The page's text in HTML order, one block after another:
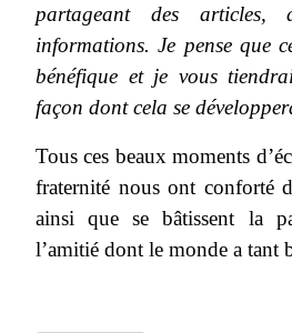
partageant des articles,
informations.Je pense que
bénéfique et je vous
façon dont cela se
Tous ces beaux moments
fraternité nous ont conforté
ainsi que se bâtissent la
l’amitié dont le monde a tant